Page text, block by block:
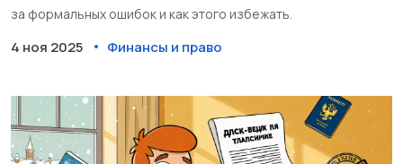
за формальных ошибок и как этого избежать.
4 ноя 2025 Финансы и право